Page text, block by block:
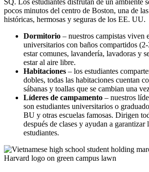
SQ. Los estudiantes disfrutan de un ambiente
pocos minutos del centro de Boston, una de
históricas, hermosas y seguras de los EE. UU.
Dormitorio – nuestros campistas viven
universitarios con baños compartidos
estar comunes, lavandería, lavadoras y
estar al aire libre.
Habitaciones – los estudiantes
dobles, todas las habitaciones cuentan
sábanas y toallas que se cambian una
Líderes de campamento – nuestros
son estudiantes universitarios o
BU y otras escuelas famosas. Dirigen
después de clases y ayudan a garantizar
estudiantes.